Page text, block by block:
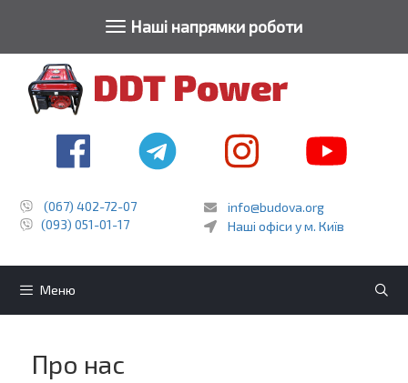
до
контенту
(067) 402-72-07
(093) 051-01-17
info@budova.org
Наші офіси у м. Київ
Меню
Про нас
Наші напрямки роботиToggle